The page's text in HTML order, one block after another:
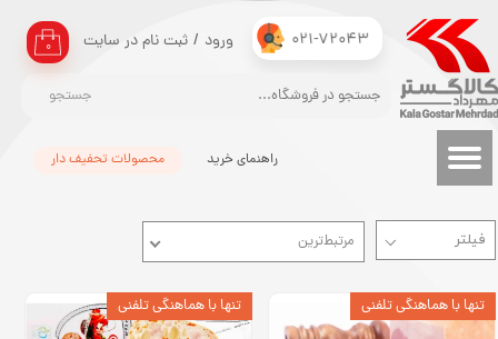
021-72043
جستجو
۰ ورود / ثبت نام در سایت
حساب کاربری من
تغییر گذر واژه
سفارشات
محصولات تحفیف دار راهنمای خرید
مرتبط‌ترین
تنها با هماهنگی تلفنی تنها با هماهنگی تلفنی